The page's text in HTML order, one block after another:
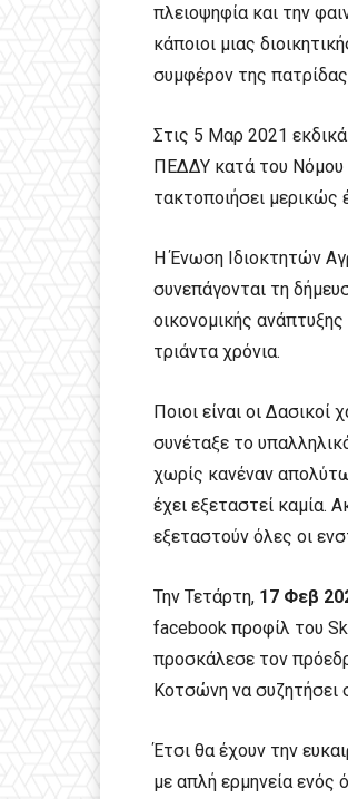
πλειοψηφία και την
κάποιοι μιας
συμφέρον της
Στις 5 Μαρ 2021
ΠΕΔΔΥ κατά του Νόμου
τακτοποιήσει μερικώς
Η Ένωση Ιδιοκτητών
συνεπάγονται τη
οικονομικής
τριάντα χρόνια.
Ποιοι είναι οι
συνέταξε το
χωρίς κανέναν
έχει εξεταστεί καμία.
εξεταστούν όλες οι
Την Τετάρτη, 17 Φεβ
facebook προφίλ του
προσκάλεσε τον
Κοτσώνη να συζητήσει
Έτσι θα έχουν την
με απλή ερμηνεία ενός